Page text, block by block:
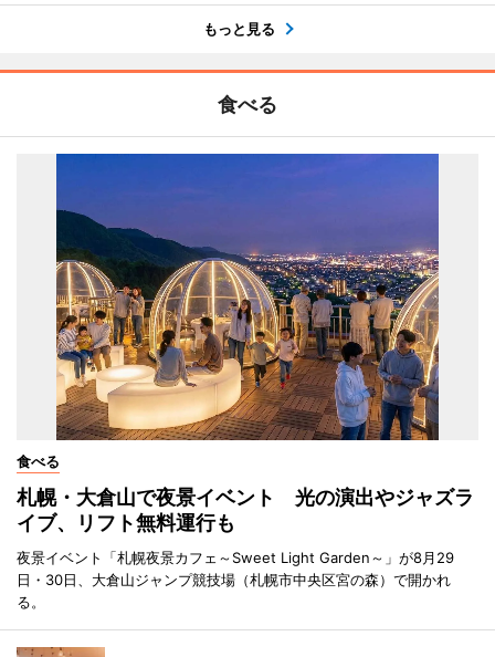
もっと見る
食べる
食べる
札幌・大倉山で夜景イベント 光の演出やジャズラ
イブ、リフト無料運行も
夜景イベント「札幌夜景カフェ～Sweet Light Garden～」が8月29
日・30日、大倉山ジャンプ競技場（札幌市中央区宮の森）で開かれ
る。